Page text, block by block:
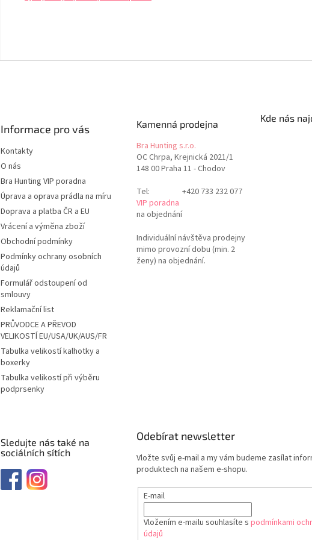
Informace pro vás
Kontakty
O nás
Bra Hunting VIP poradna
Úprava a oprava prádla na míru
Doprava a platba ČR a EU
Vrácení a výměna zboží
Obchodní podmínky
Podmínky ochrany osobních
údajů
Formulář odstoupení od
smlouvy
Reklamační list
PRŮVODCE A PŘEVOD
VELIKOSTÍ EU/USA/UK/AUS/FR
Tabulka velikostí kalhotky a
boxerky
Tabulka velikostí při výběru
podprsenky
Kamenná prodejna
Bra Hunting s.r.o.
OC Chrpa, Krejnická 2021/1
148 00 Praha 11 - Chodov
Tel:
+420 733 232 077
VIP poradna
na objednání
Individuální návštěva prodejny
mimo provozní dobu (min. 2
ženy) na objednání.
Kde nás
Sledujte nás také na
sociálních sítích
Odebírat newsletter
Vložte svůj e-mail a my vám budeme zasílat
produktech na našem e-shopu.
E-mail
Vložením e-mailu souhlasíte s podmínkami
údajů